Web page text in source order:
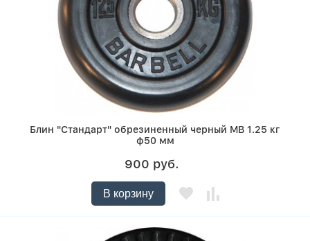
Блин "Стандарт" обрезиненный черный MB 1.25 кг
ф50 мм
900 руб.
В корзину